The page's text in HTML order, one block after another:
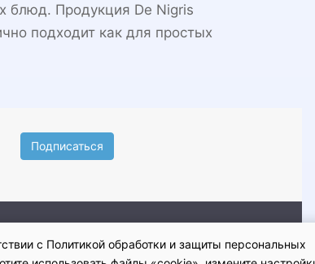
блюд. Продукция De Nigris
подходит как для простых
Подписаться
с Политикой обработки и защиты персональных